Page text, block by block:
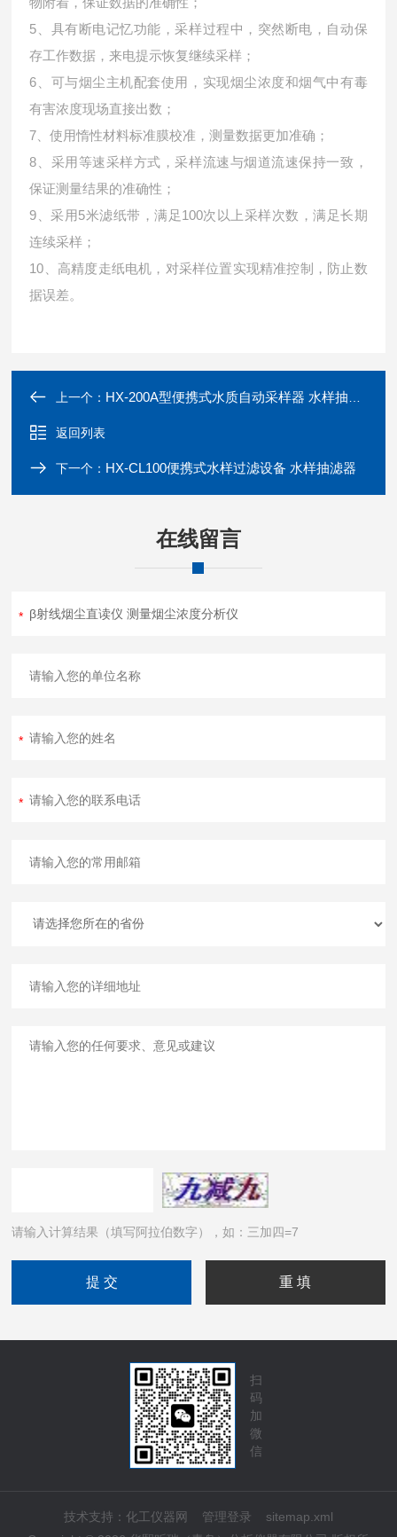
5、具有断电记忆功能，采样过程中，突然断电，自动保
存工作数据，来电提示恢复继续采样；
6、可与烟尘主机配套使用，实现烟尘浓度和烟气中有毒
有害浓度现场直接出数；
7、使用惰性材料标准膜校准，测量数据更加准确；
8、采用等速采样方式，采样流速与烟道流速保持一致，
保证测量结果的准确性；
9、采用5米滤纸带，满足100次以上采样次数，满足长期
连续采样；
10、高精度走纸电机，对采样位置实现精准控制，防止数
据误差。
上一个： HX-200A型便携式水质自动采样器 水样抽取装置
返回列表
下一个： HX-CL100便携式水样过滤设备 水样抽滤器
在线留言
请输入计算结果（填写阿拉伯数字），如：三加四=7
扫
码
加
微
信
技术支持： 化工仪器网 管理登录
sitemap.xml